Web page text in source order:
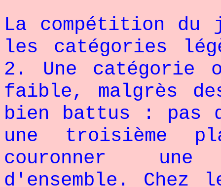
La compétition
les catégories
2. Une catégorie
faible, malgrès
bien battus : pas
une troisième
couronner
d'ensemble.